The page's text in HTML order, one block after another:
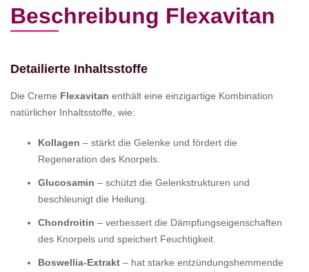
Beschreibung Flexavitan
Detailierte Inhaltsstoffe
Die Creme Flexavitan enthält eine einzigartige Kombination
natürlicher Inhaltsstoffe, wie:
Kollagen – stärkt die Gelenke und fördert die
Regeneration des Knorpels.
Glucosamin – schützt die Gelenkstrukturen und
beschleunigt die Heilung.
Chondroitin – verbessert die Dämpfungseigenschaften
des Knorpels und speichert Feuchtigkeit.
Boswellia-Extrakt – hat starke entzündungshemmende